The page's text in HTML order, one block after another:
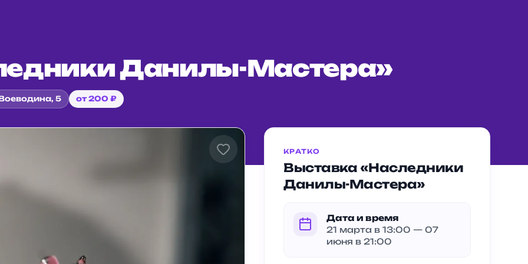
Данилы-Мастера»
5 от 200 ₽
КРАТКО
Выставка «Наследники
Данилы-Мастера»
Дата и время
21 марта в 13:00 — 07
июня в 21:00